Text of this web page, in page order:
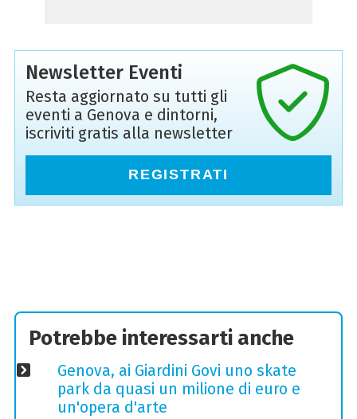
Newsletter Eventi
Resta aggiornato su tutti gli
eventi a Genova e dintorni,
iscriviti gratis alla newsletter
REGISTRATI
Potrebbe interessarti anche
Genova, ai Giardini Govi uno skate
park da quasi un milione di euro e
un'opera d'arte